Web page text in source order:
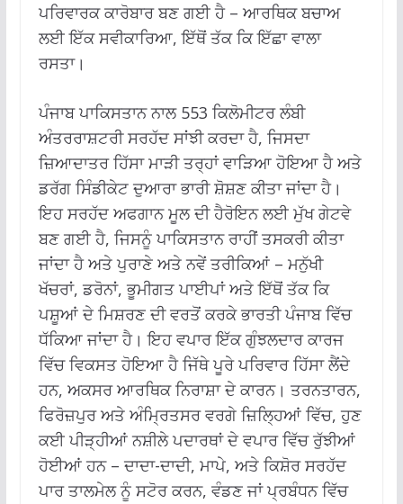
ਪਰਿਵਾਰਕ ਕਾਰੋਬਾਰ ਬਣ ਗਈ ਹੈ – ਆਰਥਿਕ ਬਚਾਅ
ਲਈ ਇੱਕ ਸਵੀਕਾਰਿਆ, ਇੱਥੋਂ ਤੱਕ ਕਿ ਇੱਛਾ ਵਾਲਾ
ਰਸਤਾ।
ਪੰਜਾਬ ਪਾਕਿਸਤਾਨ ਨਾਲ 553 ਕਿਲੋਮੀਟਰ ਲੰਬੀ
ਅੰਤਰਰਾਸ਼ਟਰੀ ਸਰਹੱਦ ਸਾਂਝੀ ਕਰਦਾ ਹੈ, ਜਿਸਦਾ
ਜ਼ਿਆਦਾਤਰ ਹਿੱਸਾ ਮਾੜੀ ਤਰ੍ਹਾਂ ਵਾੜਿਆ ਹੋਇਆ ਹੈ ਅਤੇ
ਡਰੱਗ ਸਿੰਡੀਕੇਟ ਦੁਆਰਾ ਭਾਰੀ ਸ਼ੋਸ਼ਣ ਕੀਤਾ ਜਾਂਦਾ ਹੈ।
ਇਹ ਸਰਹੱਦ ਅਫਗਾਨ ਮੂਲ ਦੀ ਹੈਰੋਇਨ ਲਈ ਮੁੱਖ ਗੇਟਵੇ
ਬਣ ਗਈ ਹੈ, ਜਿਸਨੂੰ ਪਾਕਿਸਤਾਨ ਰਾਹੀਂ ਤਸਕਰੀ ਕੀਤਾ
ਜਾਂਦਾ ਹੈ ਅਤੇ ਪੁਰਾਣੇ ਅਤੇ ਨਵੇਂ ਤਰੀਕਿਆਂ – ਮਨੁੱਖੀ
ਖੱਚਰਾਂ, ਡਰੋਨਾਂ, ਭੂਮੀਗਤ ਪਾਈਪਾਂ ਅਤੇ ਇੱਥੋਂ ਤੱਕ ਕਿ
ਪਸ਼ੂਆਂ ਦੇ ਮਿਸ਼ਰਣ ਦੀ ਵਰਤੋਂ ਕਰਕੇ ਭਾਰਤੀ ਪੰਜਾਬ ਵਿੱਚ
ਧੱਕਿਆ ਜਾਂਦਾ ਹੈ। ਇਹ ਵਪਾਰ ਇੱਕ ਗੁੰਝਲਦਾਰ ਕਾਰਜ
ਵਿੱਚ ਵਿਕਸਤ ਹੋਇਆ ਹੈ ਜਿੱਥੇ ਪੂਰੇ ਪਰਿਵਾਰ ਹਿੱਸਾ ਲੈਂਦੇ
ਹਨ, ਅਕਸਰ ਆਰਥਿਕ ਨਿਰਾਸ਼ਾ ਦੇ ਕਾਰਨ। ਤਰਨਤਾਰਨ,
ਫਿਰੋਜ਼ਪੁਰ ਅਤੇ ਅੰਮ੍ਰਿਤਸਰ ਵਰਗੇ ਜ਼ਿਲ੍ਹਿਆਂ ਵਿੱਚ, ਹੁਣ
ਕਈ ਪੀੜ੍ਹੀਆਂ ਨਸ਼ੀਲੇ ਪਦਾਰਥਾਂ ਦੇ ਵਪਾਰ ਵਿੱਚ ਰੁੱਝੀਆਂ
ਹੋਈਆਂ ਹਨ – ਦਾਦਾ-ਦਾਦੀ, ਮਾਪੇ, ਅਤੇ ਕਿਸ਼ੋਰ ਸਰਹੱਦ
ਪਾਰ ਤਾਲਮੇਲ ਨੂੰ ਸਟੋਰ ਕਰਨ, ਵੰਡਣ ਜਾਂ ਪ੍ਰਬੰਧਨ ਵਿੱਚ